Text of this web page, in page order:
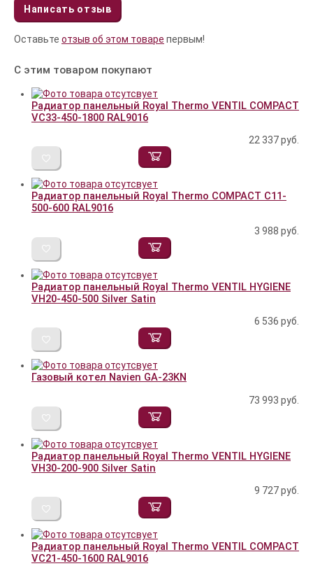
Написать отзыв
Оставьте отзыв об этом товаре первым!
С этим товаром покупают
Радиатор панельный Royal Thermo VENTIL COMPACT
VC33-450-1800 RAL9016
22 337руб.
Радиатор панельный Royal Thermo COMPACT C11-
500-600 RAL9016
3 988 руб.
Радиатор панельный Royal Thermo VENTIL HYGIENE
VH20-450-500 Silver Satin
6 536 руб.
Газовый котел Navien GA-23KN
73 993 руб.
Радиатор панельный Royal Thermo VENTIL HYGIENE
VH30-200-900 Silver Satin
9 727руб.
Радиатор панельный Royal Thermo VENTIL COMPACT
VC21-450-1600 RAL9016